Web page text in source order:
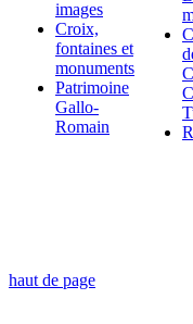
images
Croix,
fontaines et
monuments
Patrimoine
Gallo-
Romain
haut de page